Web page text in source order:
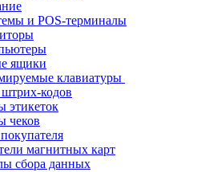
и POS-терминалы
ящики
клавиатуры
кодов
этикеток
чеков
магнитных карт
сбора данных